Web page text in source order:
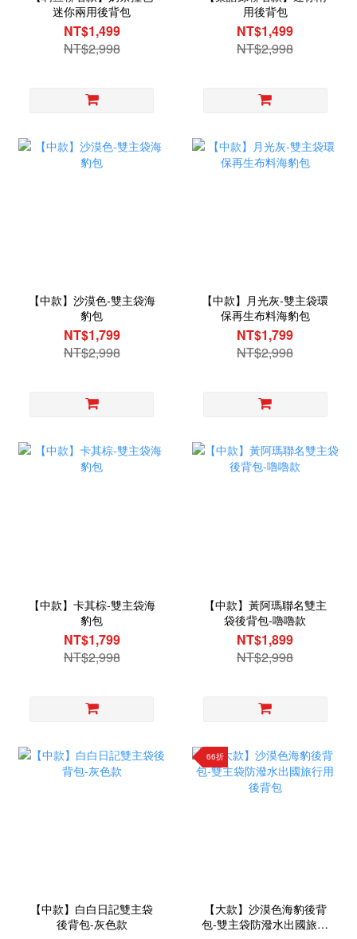
迷你兩用後背包
NT$1,499
NT$2,998
用後背包
NT$1,499
NT$2,998
【中款】沙漠色-雙主袋海
豹包
NT$1,799
NT$2,998
【中款】月光灰-雙主袋環
保再生布料海豹包
NT$1,799
NT$2,998
【中款】卡其棕-雙主袋海
豹包
NT$1,799
NT$2,998
【中款】黃阿瑪聯名雙主
袋後背包-嚕嚕款
NT$1,899
NT$2,998
【中款】白白日記雙主袋
後背包-灰色款
66折
【大款】沙漠色海豹後背
包-雙主袋防潑水出國旅行